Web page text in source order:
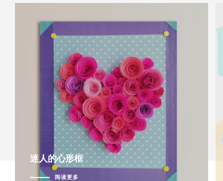
迷人的心形框
阅读更多